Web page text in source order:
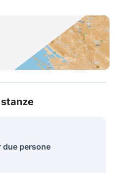
due persone